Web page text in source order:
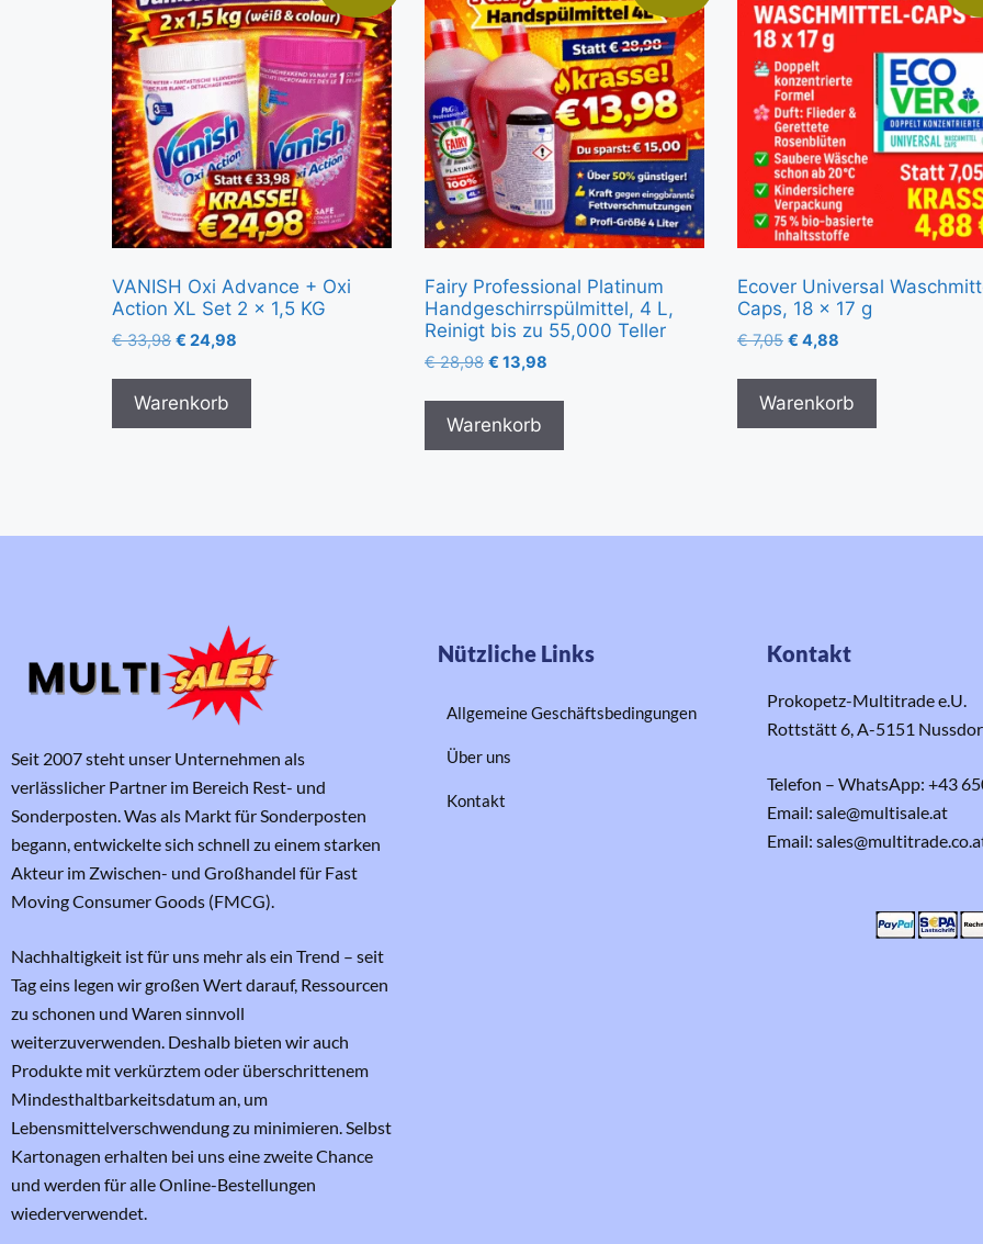
VANISH Oxi Advance + Oxi
Action XL Set 2 x 1,5 KG
€33,98 € 24,98
Warenkorb
Fairy Professional Platinum
Handgeschirrspülmittel, 4 L,
Reinigt bis zu 55,000 Teller
€28,98 € 13,98
Warenkorb
Ecover Universal
Caps, 18 x 17 g
€7,05 € 4,88
Warenkorb
Seit 2007 steht unser Unternehmen als
verlässlicher Partner im Bereich Rest- und
Sonderposten. Was als Markt für Sonderposten
begann, entwickelte sich schnell zu einem starken
Akteur im Zwischen- und Großhandel für Fast
Moving Consumer Goods (FMCG).
Nachhaltigkeit ist für uns mehr als ein Trend – seit
Tag eins legen wir großen Wert darauf, Ressourcen
zu schonen und Waren sinnvoll
weiterzuverwenden. Deshalb bieten wir auch
Produkte mit verkürztem oder überschrittenem
Mindesthaltbarkeitsdatum an, um
Lebensmittelverschwendung zu minimieren. Selbst
Kartonagen erhalten bei uns eine zweite Chance
und werden für alle Online-Bestellungen
wiederverwendet.
Nützliche Links
Allgemeine Geschäftsbedingungen
Über uns
Kontakt
Kontakt
Prokopetz-Multitrade e.U.
Rottstätt 6, A-5151
Telefon – WhatsApp: +43
Email: sale@multisale.at
Email: